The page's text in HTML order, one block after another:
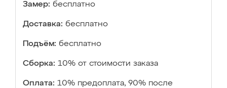
Замер: бесплатно
Доставка: бесплатно
Подъём: бесплатно
Сборка: 10% от стоимости заказа
Оплата: 10% предоплата, 90% после